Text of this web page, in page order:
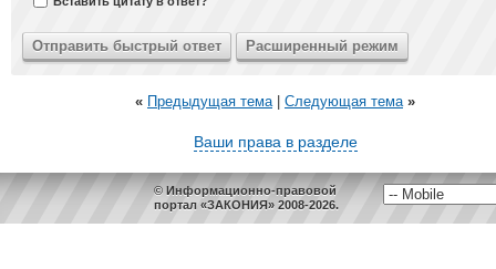
« Предыдущая тема| Следующая тема »
Ваши права в разделе
© Информационно-правовой
портал «ЗАКОНИЯ» 2008-2026.